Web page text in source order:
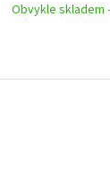
Obvykle skladem